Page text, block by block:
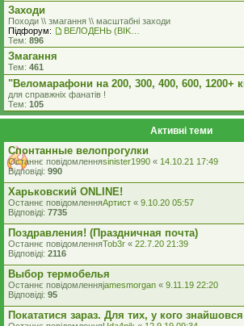
Заходи
Походи \\ змагання \\ масштабні заходи
Підфорум:
Тем: 896
Змагання
Тем: 461
"Веломарафони на 200, 300, 400, 600, 1200+
для справжнiх фанатiв !
Тем: 105
Активні теми
Спонтанные велопрогулки
Останнє повідомленняsinister1990 « 14.10.21 17:49
Відповіді: 990
Харьковский ONLINE!
Останнє повідомленняАртист « 9.10.20 05:57
Відповіді: 7735
Поздравления! (Праздничная почта)
Останнє повідомленняTob3r « 22.7.20 21:39
Відповіді: 2116
Выбор термобелья
Останнє повідомленняjamesmorgan « 9.11.19 22:20
Відповіді: 95
Покататися зараз. Для тих, у кого